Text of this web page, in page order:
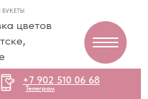
цветов
+7 902 510 06 68
Телеграм